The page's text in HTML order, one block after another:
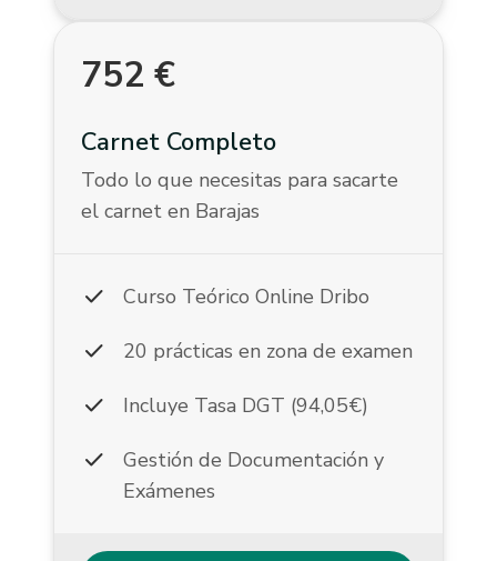
752 €
Carnet Completo
Todo lo que necesitas para sacarte
el carnet en Barajas
check Curso Teórico Online Dribo
check 20 prácticas en zona de examen
check Incluye Tasa DGT (94,05€)
check
Gestión de Documentación y
Exámenes